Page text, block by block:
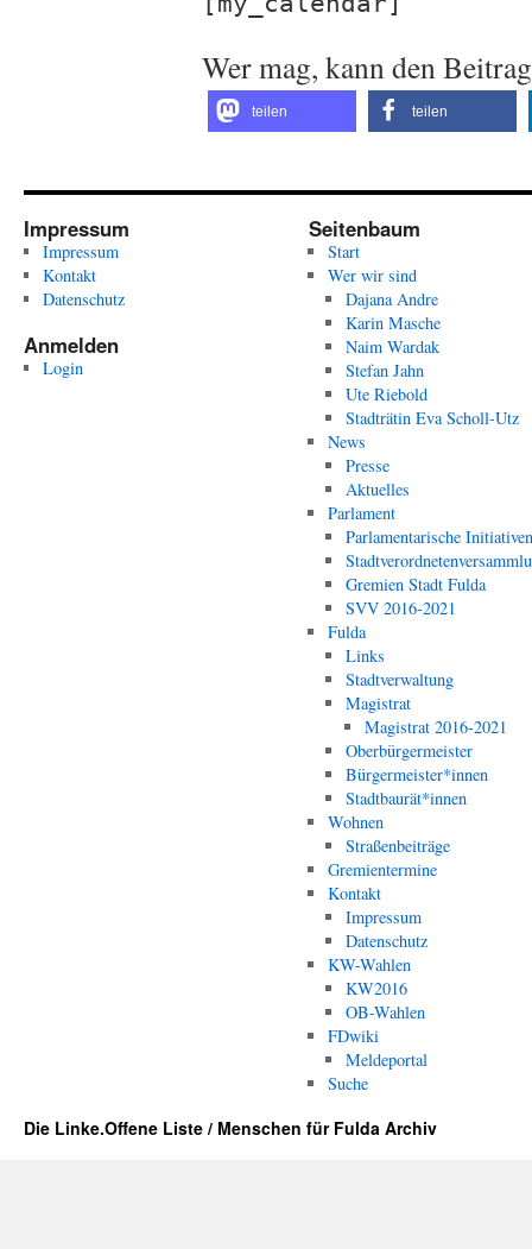
Wer mag, kann den
teilen teilen
Impressum
Impressum
Kontakt
Datenschutz
Anmelden
Login
Seitenbaum
Start
Wer wir sind
Dajana Andre
Karin Masche
Naim Wardak
Stefan Jahn
Ute Riebold
Stadträtin Eva Scholl-Utz
News
Presse
Aktuelles
Parlament
Parlamentarische
Gremien Stadt Fulda
SVV 2016-2021
Fulda
Links
Stadtverwaltung
Magistrat
Magistrat 2016-2021
Oberbürgermeister
Bürgermeister*innen
Stadtbaurät*innen
Wohnen
Straßenbeiträge
Gremientermine
Kontakt
Impressum
Datenschutz
KW-Wahlen
KW2016
OB-Wahlen
FDwiki
Meldeportal
Suche
Die Linke.Offene Liste / Menschen für Fulda Archiv